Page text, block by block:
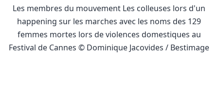
Les membres du mouvement Les colleuses lors d'un
happening sur les marches avec les noms des 129
femmes mortes lors de violences domestiques au
Festival de Cannes © Dominique Jacovides / Bestimage